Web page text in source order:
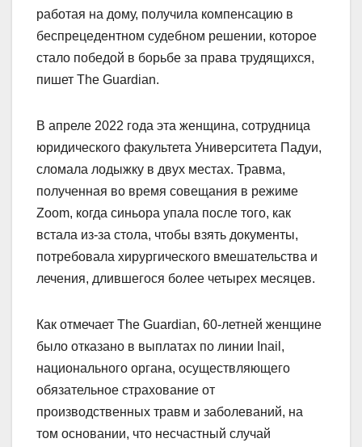
работая на дому, получила компенсацию в
беспрецедентном судебном решении, которое
стало победой в борьбе за права трудящихся,
пишет The Guardian.
В апреле 2022 года эта женщина, сотрудница
юридического факультета Университета Падуи,
сломала лодыжку в двух местах. Травма,
полученная во время совещания в режиме
Zoom, когда синьора упала после того, как
встала из-за стола, чтобы взять документы,
потребовала хирургического вмешательства и
лечения, длившегося более четырех месяцев.
Как отмечает The Guardian, 60-летней женщине
было отказано в выплатах по линии Inail,
национального органа, осуществляющего
обязательное страхование от
производственных травм и заболеваний, на
том основании, что несчастный случай